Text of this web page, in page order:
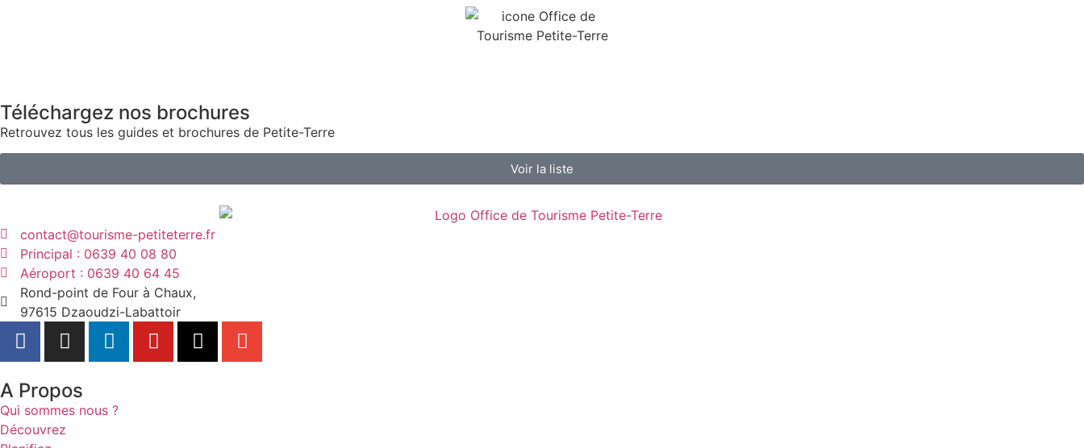
Téléchargez nos brochures
Retrouvez tous les guides et brochures de Petite-Terre
Voir la liste
contact@tourisme-petiteterre.fr
Principal : 0639 40 08 80
Aéroport : 0639 40 64 45
Rond-point de Four à Chaux,
97615 Dzaoudzi-Labattoir
A Propos
Qui sommes nous ?
Découvrez